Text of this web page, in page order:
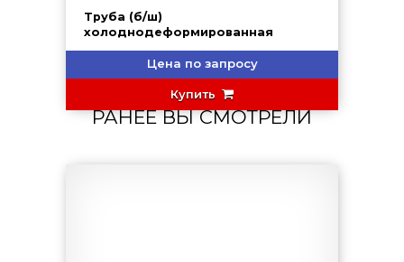
Труба (б/ш)
холоднодеформированная
Цена по запросу
Купить
РАНЕЕ ВЫ СМОТРЕЛИ